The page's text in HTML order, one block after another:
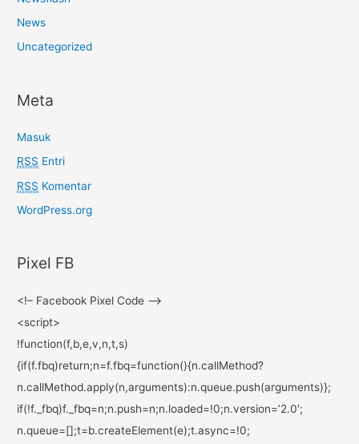
News
Uncategorized
Meta
Masuk
RSS Entri
RSS Komentar
WordPress.org
Pixel FB
<!– Facebook Pixel Code –>
<script>
!function(f,b,e,v,n,t,s)
{if(f.fbq)return;n=f.fbq=function(){n.callMethod?
n.callMethod.apply(n,arguments):n.queue.push(arguments)};
if(!f._fbq)f._fbq=n;n.push=n;n.loaded=!0;n.version=’2.0′;
n.queue=[];t=b.createElement(e);t.async=!0;